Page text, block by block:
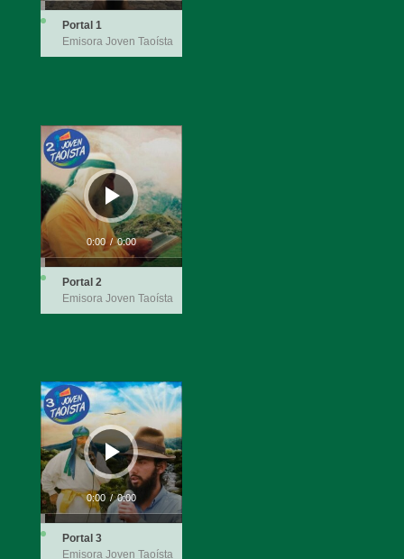
Portal 1
Emisora Joven Taoísta
Reproductor
de
audio
0:00 / 0:00
Portal 2
Emisora Joven Taoísta
Reproductor
de
audio
0:00 / 0:00
Portal 3
Emisora Joven Taoísta